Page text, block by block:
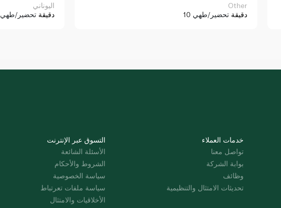
اليوناني
دقيقة تحضير/طهي
Other
10 دقيقة تحضير/طهي
التسوق عبر الإنترنت
الأسئلة الشائعة
الشروط والأحكام
سياسة الخصوصية
سياسة ملفات تعرتباط
الأخلاقيات والامتثال
خدمات العملاء
تواصل معنا
بوابة الشركة
وظائف
تحديثات الامتثال والتنظيمية